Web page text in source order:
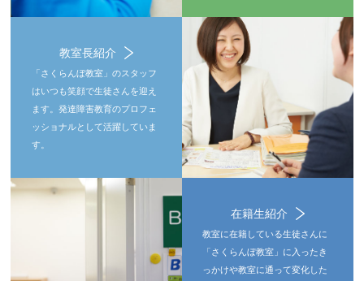
教室長紹介
「さくらんぼ教室」のスタッフ
はいつも笑顔で生徒さんを迎え
ます。発達障害教育のプロフェ
ッショナルとして活躍していま
す。
在籍生紹介
教室に在籍している生徒さんに
「さくらんぼ教室」に入ったき
っかけや教室に通って変化した